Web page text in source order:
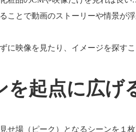
ことで動画のストーリーや情景
に映像を見たり、イメージを探す
を起点に広げ
せ場（ピーク）となるシーンを